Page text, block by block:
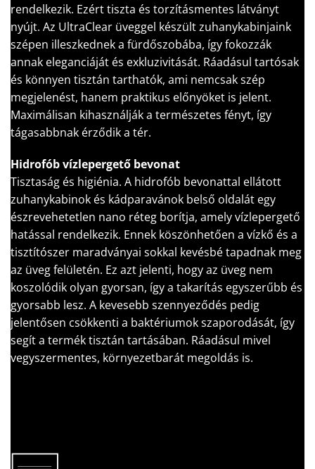
rendelkezik. Ezért tiszta és torzításmentes látványt
nyújt. Az UltraClear üveggel készült zuhanykabinjaink
szépen illeszkednek a fürdőszobába, így fokozzák
annak eleganciáját és exkluzivitását. Ráadásul tartósak
és könnyen tisztán tarthatók, ami nemcsak szép
megjelenést, hanem praktikus előnyöket is jelent.
Maximálisan kihasználják a természetes fényt, így
tágasabbnak érződik a tér.
Hidrofób vízlepergető bevonat
Tisztaság és higiénia. A hidrofób bevonattal ellátott
zuhanykabinok és kádparavánok belső oldalát egy
észrevehetetlen nano réteg borítja, amely vízlepergető
hatással rendelkezik. Ennek köszönhetően a vízkő és a
tisztítószer maradványai sokkal kevésbé tapadnak meg
az üveg felületén. Ez azt jelenti, hogy az üveg nem
koszolódik olyan gyorsan, így a takarítás egyszerűbb és
gyorsabb lesz. A kevesebb szennyeződés pedig
jelentősen csökkenti a baktériumok szaporodását, így
segít a termék tisztán tartásában. Ráadásul mivel
vegyszermentes, környezetbarát megoldás is.